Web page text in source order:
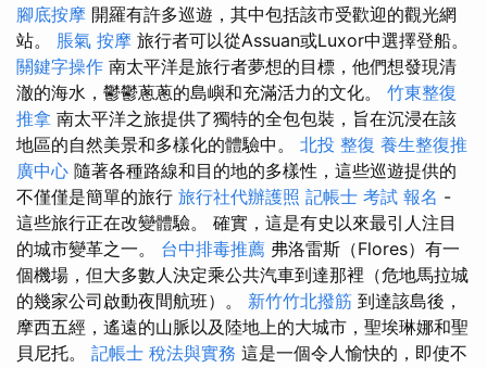
腳底按摩 開羅有許多巡遊，其中包括該市受歡迎的觀光網
站。 脹氣 按摩 旅行者可以從Assuan或Luxor中選擇登船。
關鍵字操作 南太平洋是旅行者夢想的目標，他們想發現清
澈的海水，鬱鬱蔥蔥的島嶼和充滿活力的文化。 竹東整復
推拿 南太平洋之旅提供了獨特的全包包裝，旨在沉浸在該
地區的自然美景和多樣化的體驗中。 北投 整復 養生整復推
廣中心 隨著各種路線和目的地的多樣性，這些巡遊提供的
不僅僅是簡單的旅行 旅行社代辦護照 記帳士 考試 報名 -
這些旅行正在改變體驗。 確實，這是有史以來最引人注目
的城市變革之一。 台中排毒推薦 弗洛雷斯（Flores）有一
個機場，但大多數人決定乘公共汽車到達那裡（危地馬拉城
的幾家公司啟動夜間航班）。 新竹竹北撥筋 到達該島後，
摩西五經，遙遠的山脈以及陸地上的大城市，聖埃琳娜和聖
貝尼托。 記帳士 稅法與實務 這是一個令人愉快的，即使不